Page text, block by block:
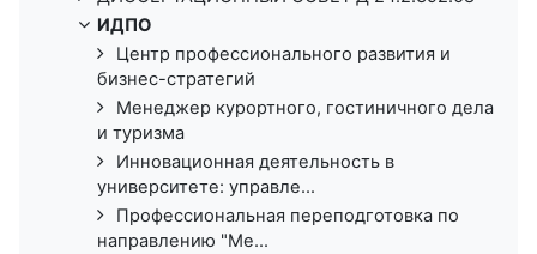
ИДПО
Центр профессионального развития и
бизнес-стратегий
Менеджер курортного, гостиничного дела
и туризма
Инновационная деятельность в
университете: управле...
Профессиональная переподготовка по
направлению "Ме...